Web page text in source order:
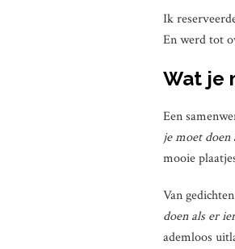
Ik
En werd tot
Wat je
Een
je moet
mooie
Van gedichten
doen als er
ademloos